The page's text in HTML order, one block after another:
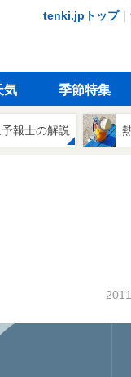
tenki.jpトップ｜
気 季節特集
報士の解説